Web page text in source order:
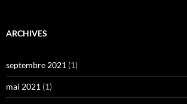
ARCHIVES
septembre 2021 (1)
mai 2021 (1)